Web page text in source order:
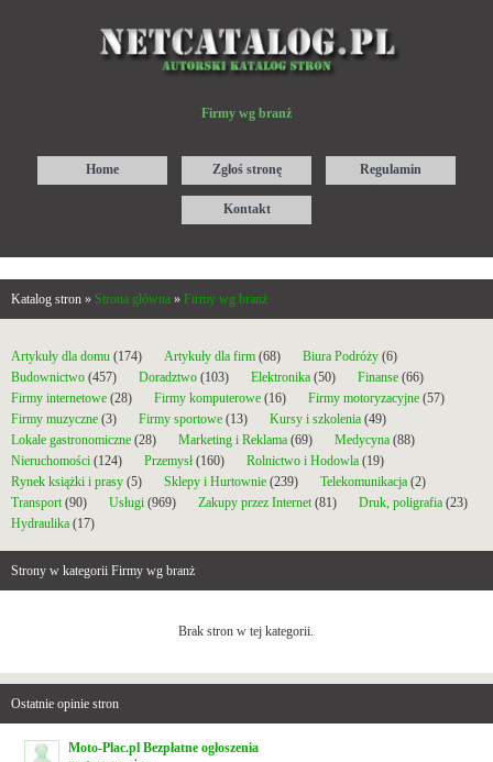
Firmy wg branż
Home Zgłoś stronę Regulamin
Kontakt
Katalog stron » Strona główna » Firmy wg branż
Artykuły dla domu (174) Artykuły dla firm (68) Biura Podróży (6)
Budownictwo (457) Doradztwo (103) Elektronika (50) Finanse (66)
Firmy internetowe (28) Firmy komputerowe (16) Firmy motoryzacyjne (57)
Firmy muzyczne (3) Firmy sportowe (13) Kursy i szkolenia (49)
Lokale gastronomiczne (28) Marketing i Reklama (69) Medycyna (88)
Nieruchomości (124) Przemysł(160) Rolnictwo i Hodowla (19)
Rynek książki i prasy (5) Sklepy i Hurtownie (239) Telekomunikacja (2)
Transport (90) Usługi (969) Zakupy przez Internet (81) Druk, poligrafia (23)
Hydraulika (17)
Strony w kategorii Firmy wg branż
Brak stron w tej kategorii.
Ostatnie opinie stron
Moto-Plac.pl Bezpłatne ogłoszenia